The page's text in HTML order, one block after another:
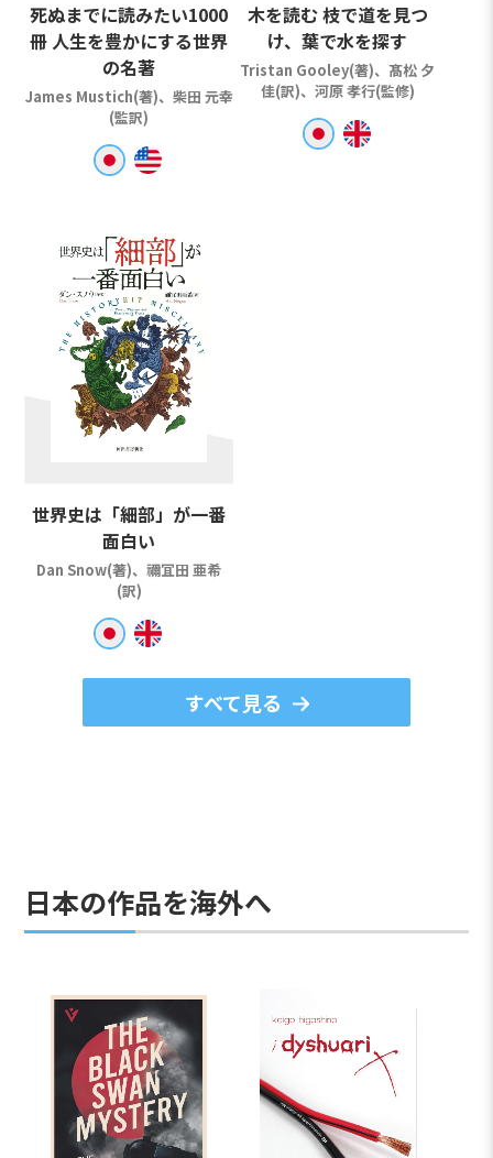
死ぬまでに読みたい1000
冊 人生を豊かにする世界
の名著
James Mustich(著)、柴田 元幸
(監訳)
木を読む 枝で道を見つ
け、葉で水を探す
Tristan Gooley(著)、髙松 夕
佳(訳)、河原 孝行(監修)
世界史は「細部」が一番
面白い
Dan Snow(著)、禰冝田 亜希
(訳)
すべて見る
日本の作品を海外へ